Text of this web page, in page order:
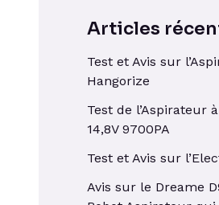
Articles
Test et Avis sur
Hangorize
Test de l’Aspirateur
14,8V 9700PA
Test et Avis sur
Avis sur le Dreame